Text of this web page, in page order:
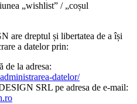
„wishlist” / „coșul
are dreptul și libertatea de a își
a datelor prin:
de la adresa:
datelor/
SRL pe adresa de e-mail: